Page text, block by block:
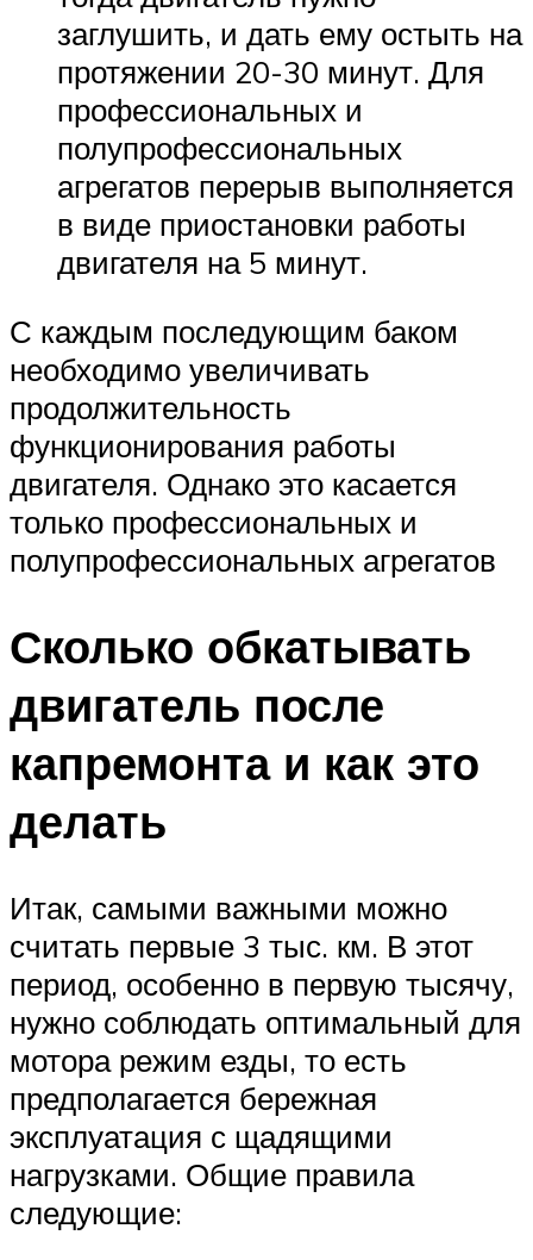
заглушить, и дать ему остыть на
протяжении 20-30 минут. Для
профессиональных и
полупрофессиональных
агрегатов перерыв выполняется
в виде приостановки работы
двигателя на 5 минут.
С каждым последующим баком
необходимо увеличивать
продолжительность
функционирования работы
двигателя. Однако это касается
только профессиональных и
полупрофессиональных агрегатов
Сколько обкатывать
двигатель после
капремонта и как это
делать
Итак, самыми важными можно
считать первые 3 тыс. км. В этот
период, особенно в первую тысячу,
нужно соблюдать оптимальный для
мотора режим езды, то есть
предполагается бережная
эксплуатация с щадящими
нагрузками. Общие правила
следующие: